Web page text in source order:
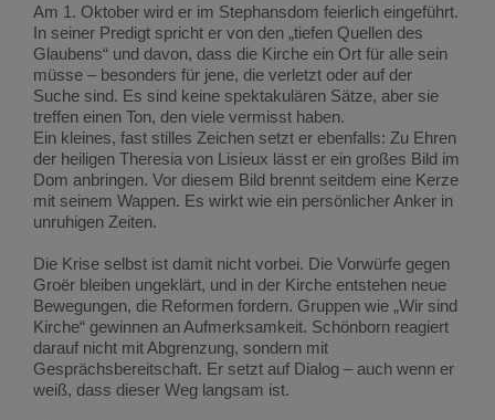
Am 1. Oktober wird er im Stephansdom feierlich eingeführt.
In seiner Predigt spricht er von den „tiefen Quellen des
Glaubens“ und davon, dass die Kirche ein Ort für alle sein
müsse – besonders für jene, die verletzt oder auf der
Suche sind. Es sind keine spektakulären Sätze, aber sie
treffen einen Ton, den viele vermisst haben.
Ein kleines, fast stilles Zeichen setzt er ebenfalls: Zu Ehren
der heiligen Theresia von Lisieux lässt er ein großes Bild im
Dom anbringen. Vor diesem Bild brennt seitdem eine Kerze
mit seinem Wappen. Es wirkt wie ein persönlicher Anker in
unruhigen Zeiten.
Die Krise selbst ist damit nicht vorbei. Die Vorwürfe gegen
Groër bleiben ungeklärt, und in der Kirche entstehen neue
Bewegungen, die Reformen fordern. Gruppen wie „Wir sind
Kirche“ gewinnen an Aufmerksamkeit. Schönborn reagiert
darauf nicht mit Abgrenzung, sondern mit
Gesprächsbereitschaft. Er setzt auf Dialog – auch wenn er
weiß, dass dieser Weg langsam ist.